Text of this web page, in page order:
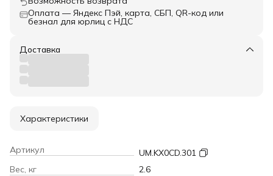
Оплата — Яндекс Пэй, карта, СБП, QR-код или
безнал для юрлиц с НДС
Доставка
Характеристики
Артикул
UM.KX0CD.301
Вес, кг
2.6